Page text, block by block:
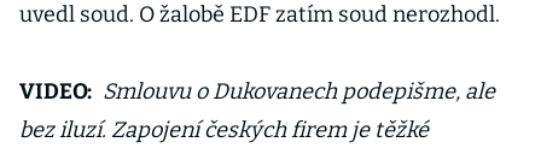
uvedl soud. O žalobě EDF zatím soud nerozhodl.
VIDEO: Smlouvu o Dukovanech podepišme, ale
bez iluzí. Zapojení českých firem je těžké